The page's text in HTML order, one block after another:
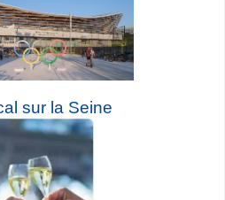
sur la Seine